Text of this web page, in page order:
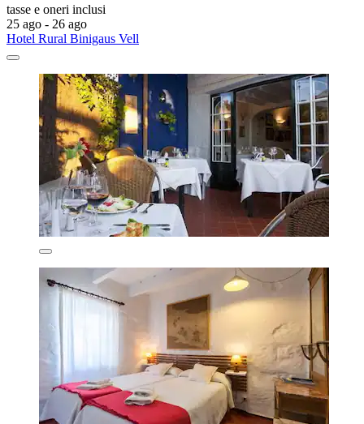
tasse e oneri inclusi
25 ago - 26 ago
Hotel Rural Binigaus Vell